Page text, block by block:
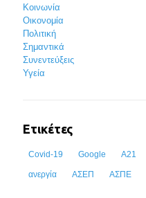
Κοινωνία
Οικονομία
Πολιτική
Σημαντικά
Συνεντεύξεις
Υγεία
Ετικέτες
Covid-19 Google Α21
ανεργία ΑΣΕΠ ΑΣΠΕ